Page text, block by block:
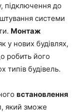
підключення до
системи
Монтаж
у нових будівлях,
робить його
типів будівель.
встановлення
який зможе